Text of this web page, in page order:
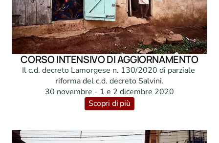
CORSO INTENSIVO DI AGGIORNAMENTO
Il c.d. decreto Lamorgese n. 130/2020 di parziale
riforma del c.d. decreto Salvini.
30 novembre - 1 e 2 dicembre 2020
Scopri di più